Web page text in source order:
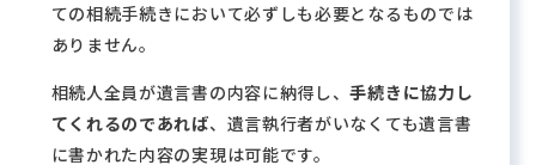
ての相続手続きにおいて必ずしも必要となるものでは
ありません。
相続人全員が遺言書の内容に納得し、手続きに協力し
てくれるのであれば、遺言執行者がいなくても遺言書
に書かれた内容の実現は可能です。